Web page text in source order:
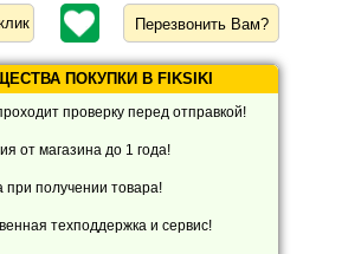
Перезвонить Вам?
ПОКУПКИ В FIKSIKI
проверку перед отправкой!
от магазина до 1 года!
при получении товара!
техподдержка и сервис!